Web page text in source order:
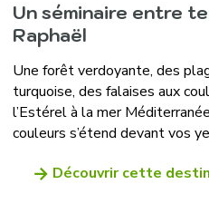
Un séminaire entre
Raphaël
Une forêt verdoyante, des
turquoise, des falaises aux
l’Estérel à la mer
couleurs s’étend devant vos
Découvrir cette